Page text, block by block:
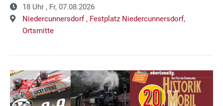
18 Uhr , Fr, 07.08.2026
Niedercunnersdorf , Festplatz Niedercunnersdorf,
Ortsmitte